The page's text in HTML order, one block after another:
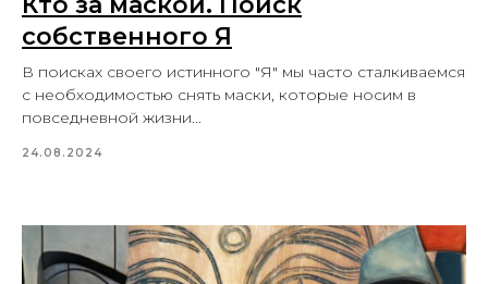
собственного Я
В поисках своего истинного "Я" мы часто сталкиваемся
с необходимостью снять маски, которые носим в
повседневной жизни...
24.08.2024